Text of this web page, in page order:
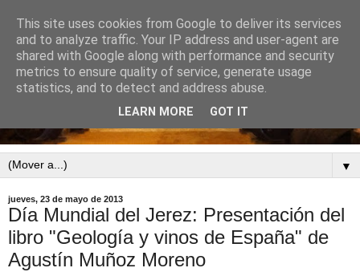
▼
jueves, 23 de mayo de 2013
Día Mundial del Jerez: Presentación del
libro "Geología y vinos de España" de
Agustín Muñoz Moreno
This site uses cookies from Google to deliver its services
and to analyze traffic. Your IP address and user-agent are
shared with Google along with performance and security
metrics to ensure quality of service, generate usage
statistics, and to detect and address abuse.
LEARN MORE GOT IT